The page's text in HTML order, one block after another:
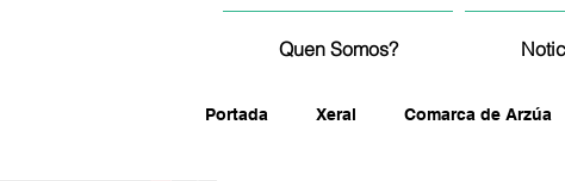
Quen Somos?
Portada Xeral Comarca de Arzúa